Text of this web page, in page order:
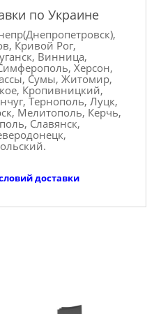
по Украине
Кривой Рог,
Винница,
Херсон,
Сумы, Житомир,
Кропивницкий,
Тернополь, Луцк,
Мелитополь, Керчь,
Славянск,
доставки